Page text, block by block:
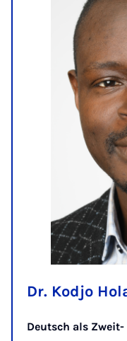
Dr. Kodjo
Deutsch als